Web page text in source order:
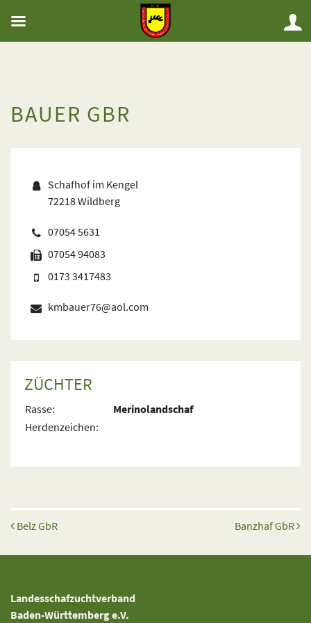
BAUER GBR
Schafhof im Kengel
72218 Wildberg
07054 5631
07054 94083
0173 3417483
kmbauer76@aol.com
ZÜCHTER
Rasse:
Merinolandschaf
Herdenzeichen:
Beitrags-Navigation
Belz GbR Banzhaf GbR
Landesschafzuchtverband
Baden-Württemberg e.V.